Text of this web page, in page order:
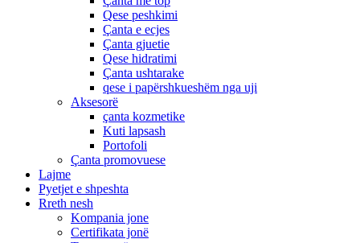
Qese peshkimi
Çanta e ecjes
Çanta gjuetie
Qese hidratimi
Çanta ushtarake
qese i papërshkueshëm nga uji
Aksesorë
çanta kozmetike
Kuti lapsash
Portofoli
Çanta promovuese
Lajme
Pyetjet e shpeshta
Rreth nesh
Kompania jone
Certifikata jonë